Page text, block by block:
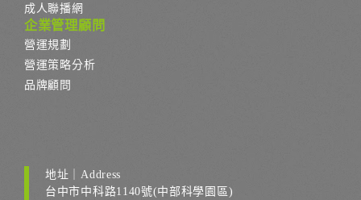
成人聯播網
企業管理顧問
營運規劃
營運策略分析
品牌顧問
地址｜Address
台中市中科路1140號(中部科學園區)